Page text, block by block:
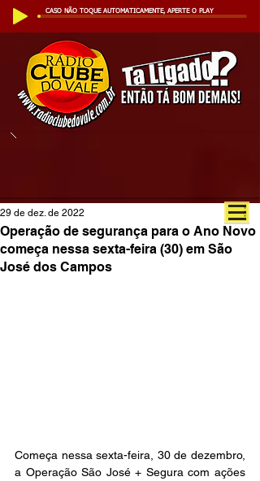
CASO NÃO TOQUE AUTOMATICAMENTE, APERTE O PLAY
Operação de segurança para o Ano Novo
começa nessa sexta-feira (30) em São
José dos Campos
29 de dez. de 2022
Começa nessa sexta-feira, 30 de dezembro,
a Operação São José + Segura com ações